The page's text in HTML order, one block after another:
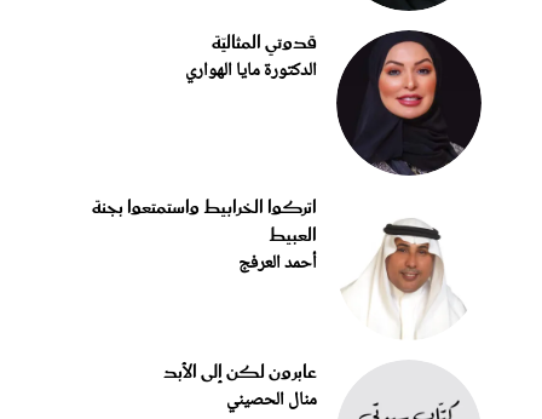
قدوتي المثاليّة
الدكتورة مايا الهواري
اتركوا الخرابيط واستمتعوا بجنة
العبيط
أحمد العرفج
عابرون لكن إلى الأبد
منال الحصيني